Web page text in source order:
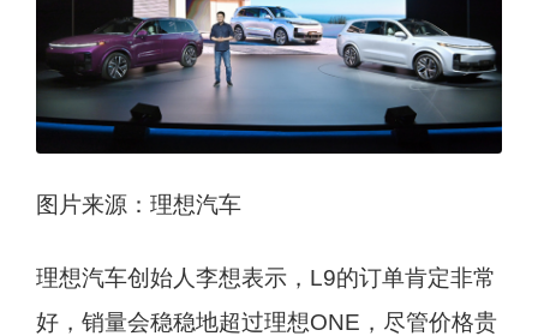
图片来源：理想汽车
理想汽车创始人李想表示，L9的订单肯定非常
好，销量会稳稳地超过理想ONE，尽管价格贵